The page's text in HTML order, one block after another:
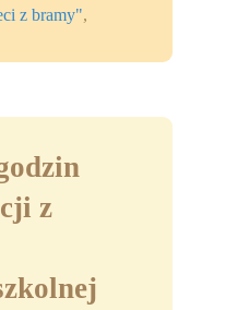
z bramy",
z